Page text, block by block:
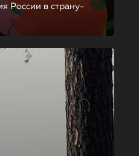
России в страну-